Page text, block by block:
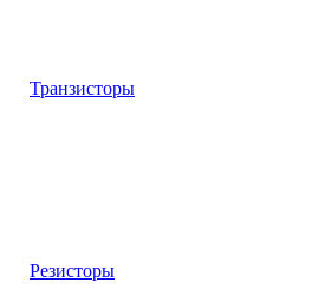
Транзисторы
Резисторы